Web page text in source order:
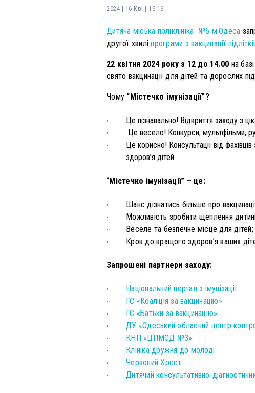
2024 | 16 Кві | 16:16
Дитяча міська поліклініка №6 м.Одеса
другої хвиліпрограми з вакцинації
22 квітня 2024 року з 12 до 14.00 на
свято вакцинації для дітей та дорослих
Чому “Містечко імунізації”?
Це пізнавально! Відкриття заходу з
Це весело! Конкурси, мультфільми,
Це корисно! Консультації від
здоров’я дітей.
“Містечко імунізації” – це:
Шанс дізнатись більше про
Можливість зробити щеплення
Веселе та безпечне місце для дітей;
Крок до кращого здоров’я ваших
Запрошені партнери заходу:
Національний портал з імунізації
ГС «Коаліція за вакцинацію»
ГС «Батьки за вакцинацію»
ДУ «Одеський обласний центр
КНП «ЦПМСД №3»
Клініка дружня до молоді
Червоний Хрест
Дитячий консультативно-